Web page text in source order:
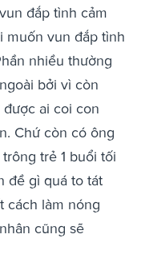
đắp tình cảm
muốn vun đắp tình
nhiều thường
bởi vì còn
ai coi con
Chứ còn có ông
trẻ 1 buổi tối
đề gì quá to tát
cách làm nóng
cũng sẽ